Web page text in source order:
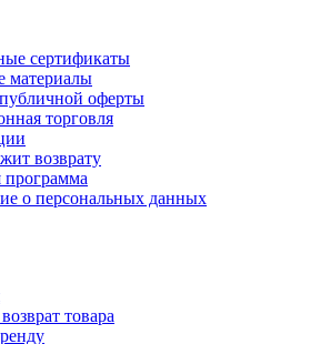
сертификаты
материалы
оферты
торговля
возврату
программа
о персональных данных
товара